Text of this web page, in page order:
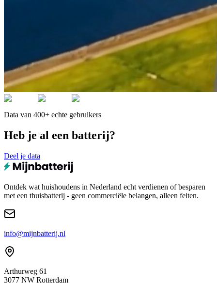
Data van 400+ echte gebruikers
Heb je al een batterij?
Deel je data
Ontdek wat huishoudens in Nederland echt verdienen of besparen
met een thuisbatterij - geen commerciële belangen, alleen feiten.
info@mijnbatterij.nl
Arthurweg 61
3077 NW Rotterdam